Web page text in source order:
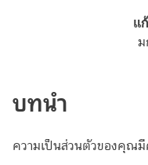
แ
บทนำ
ความเป็นส่วนตัวของคุณ